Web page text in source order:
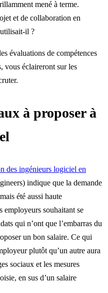
mené à terme.
et de collaboration en
il ?
évaluations de compétences
vous éclaireront sur les
à proposer à
des ingénieurs logiciel en
indique que la demande
été aussi haute
employeurs souhaitant se
qui n’ont que l’embarras du
un bon salaire. Ce qui
plutôt qu’un autre aura
sociaux et les mesures
en sus d’un salaire